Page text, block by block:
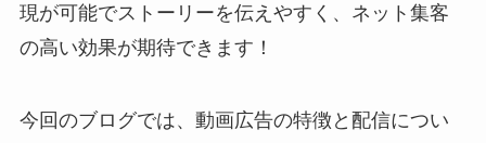
現が可能でストーリーを伝えやすく、ネット集客
の高い効果が期待できます！
今回のブログでは、動画広告の特徴と配信につい